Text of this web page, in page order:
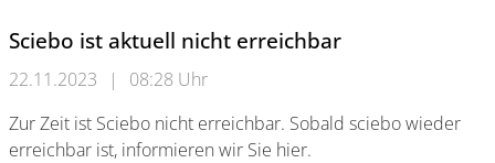
Sciebo ist aktuell nicht erreichbar
22.11.2023 |
08:28 Uhr
Zur Zeit ist Sciebo nicht erreichbar. Sobald sciebo wieder
erreichbar ist, informieren wir Sie hier.